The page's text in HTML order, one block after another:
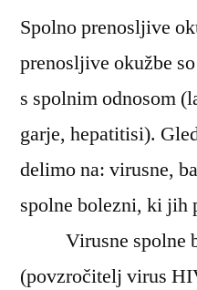
Spolno prenosljive
prenosljive okužbe
s spolnim odnosom
garje, hepatitisi).
delimo na: virusne,
spolne bolezni, ki jih
Virusne spolne
(povzročitelj virus